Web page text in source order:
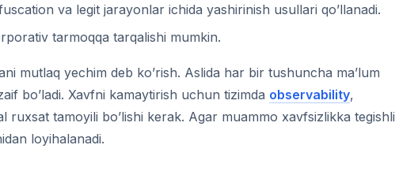
va legit jarayonlar ichida yashirinish usullari qo’llanadi.
tarmoqqa tarqalishi mumkin.
mutlaq yechim deb ko’rish. Aslida har bir tushuncha ma’lum
bo’ladi. Xavfni kamaytirish uchun tizimda observability,
ruxsat tamoyili bo’lishi kerak. Agar muammo xavfsizlikka tegishli
loyihalanadi.